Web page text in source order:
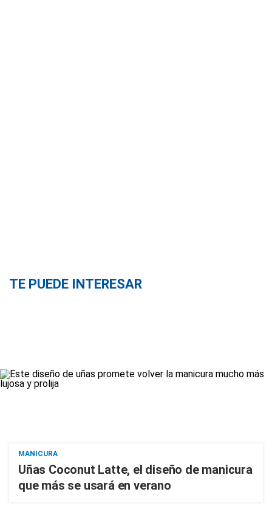
TE PUEDE INTERESAR
MANICURA
Uñas Coconut Latte, el diseño de manicura
que más se usará en verano